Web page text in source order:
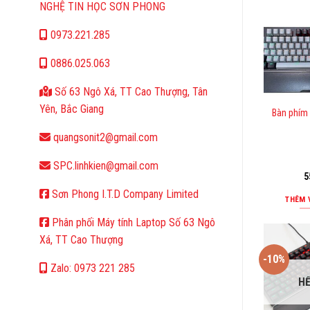
NGHỆ TIN HỌC SƠN PHONG
0973.221.285
0886.025.063
Số 63 Ngô Xá, TT Cao Thượng, Tân
Yên, Bắc Giang
quangsonit2@gmail.com
SPC.linhkien@gmail.com
Sơn Phong I.T.D Company Limited
Phân phối Máy tính Laptop Số 63 Ngô
Xá, TT Cao Thượng
Zalo: 0973 221 285
Bàn
THÊM
-10%